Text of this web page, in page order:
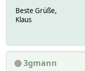
Beste Grüße,
Klaus
3gmann